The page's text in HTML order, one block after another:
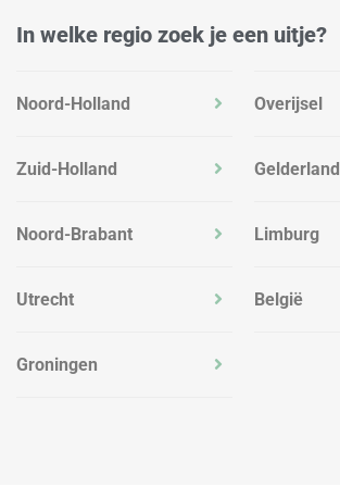
In welke regio zoek je een uitje?
Noord-Holland
Zuid-Holland
Noord-Brabant
Utrecht
Groningen
Overijsel
Gelderland
Limburg
België